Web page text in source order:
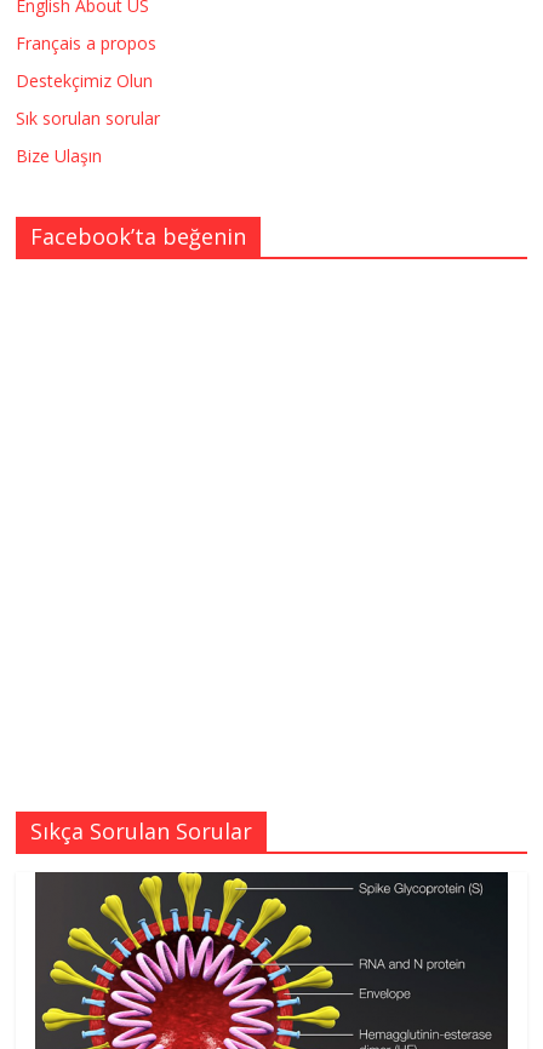
English About US
Français a propos
Destekçimiz Olun
Sık sorulan sorular
Bize Ulaşın
Facebook’ta beğenin
Sıkça Sorulan Sorular